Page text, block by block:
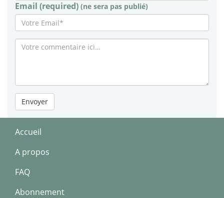
Email (required) (ne sera pas publié)
Envoyer
Accueil
A propos
FAQ
Abonnement